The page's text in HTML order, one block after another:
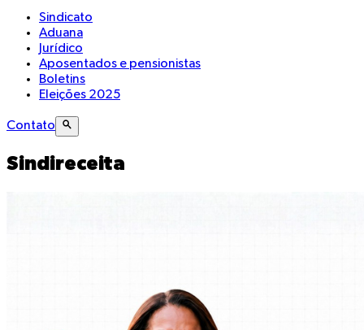
Sindicato
Aduana
Jurídico
Aposentados e pensionistas
Boletins
Eleições 2025
Contato
Sindireceita